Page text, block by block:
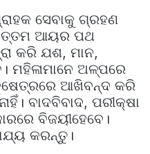
ସେବାକୁ ଗ୍ରହଣ
ଆୟର ପଥ
କରି ଯଶ, ମାନ,
ମହିଳାମାନେ ଅଳ୍ପରେ
ଆଖିବନ୍ଦ କରି
ବାଦବିବାଦ, ପରୀକ୍ଷା
ବିଜୟୀହେବେ।
କରନ୍ତୁ।